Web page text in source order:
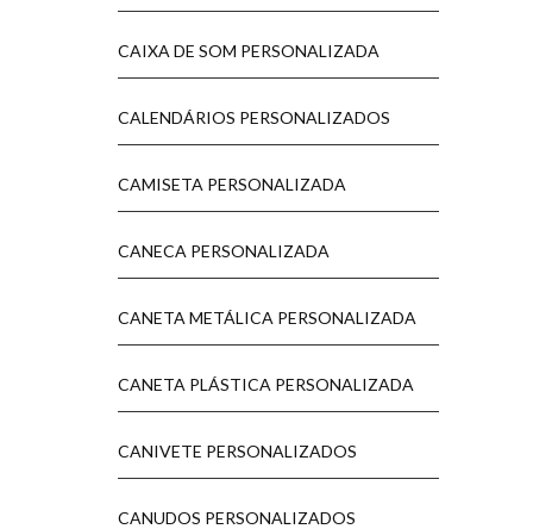
CAIXA DE SOM PERSONALIZADA
CALENDÁRIOS PERSONALIZADOS
CAMISETA PERSONALIZADA
CANECA PERSONALIZADA
CANETA METÁLICA PERSONALIZADA
CANETA PLÁSTICA PERSONALIZADA
CANIVETE PERSONALIZADOS
CANUDOS PERSONALIZADOS